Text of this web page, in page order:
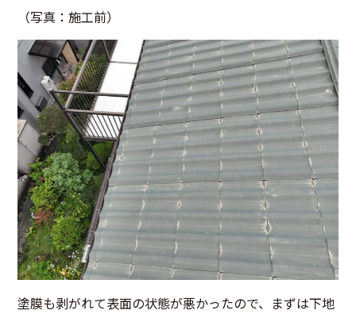
（写真：施工前）
塗膜も剥がれて表面の状態が悪かったので、まずは下地